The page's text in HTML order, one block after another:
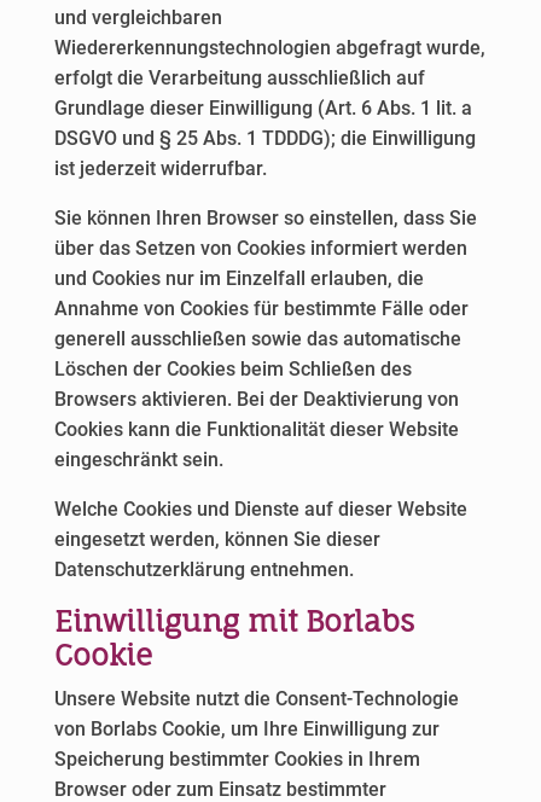
und vergleichbaren
Wiedererkennungstechnologien abgefragt wurde,
erfolgt die Verarbeitung ausschließlich auf
Grundlage dieser Einwilligung (Art. 6 Abs. 1 lit. a
DSGVO und § 25 Abs. 1 TDDDG); die Einwilligung
ist jederzeit widerrufbar.
Sie können Ihren Browser so einstellen, dass Sie
über das Setzen von Cookies informiert werden
und Cookies nur im Einzelfall erlauben, die
Annahme von Cookies für bestimmte Fälle oder
generell ausschließen sowie das automatische
Löschen der Cookies beim Schließen des
Browsers aktivieren. Bei der Deaktivierung von
Cookies kann die Funktionalität dieser Website
eingeschränkt sein.
Welche Cookies und Dienste auf dieser Website
eingesetzt werden, können Sie dieser
Datenschutzerklärung entnehmen.
Einwilligung mit Borlabs
Cookie
Unsere Website nutzt die Consent-Technologie
von Borlabs Cookie, um Ihre Einwilligung zur
Speicherung bestimmter Cookies in Ihrem
Browser oder zum Einsatz bestimmter